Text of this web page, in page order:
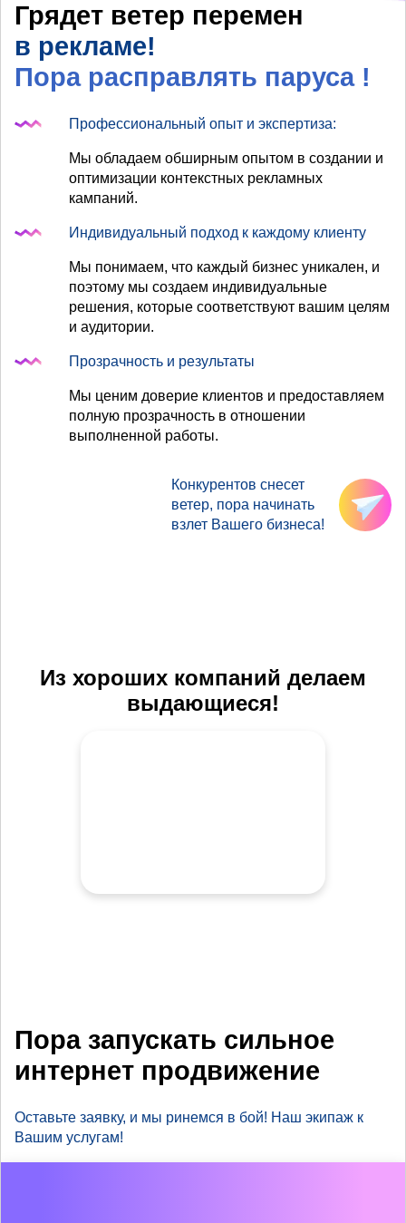
Грядет ветер перемен
в рекламе!
Пора расправлять паруса !
Профессиональный опыт и экспертиза:
Мы обладаем обширным опытом в создании и
оптимизации контекстных рекламных
кампаний.
Индивидуальный подход к каждому клиенту
Мы понимаем, что каждый бизнес уникален, и
поэтому мы создаем индивидуальные
решения, которые соответствуют вашим целям
и аудитории.
Прозрачность и результаты
Мы ценим доверие клиентов и предоставляем
полную прозрачность в отношении
выполненной работы.
Конкурентов снесет
ветер, пора начинать
взлет Вашего бизнеса!
Из хороших компаний делаем
выдающиеся!
Пора запускать сильное
интернет продвижение
Оставьте заявку, и мы ринемся в бой! Наш экипаж к
Вашим услугам!